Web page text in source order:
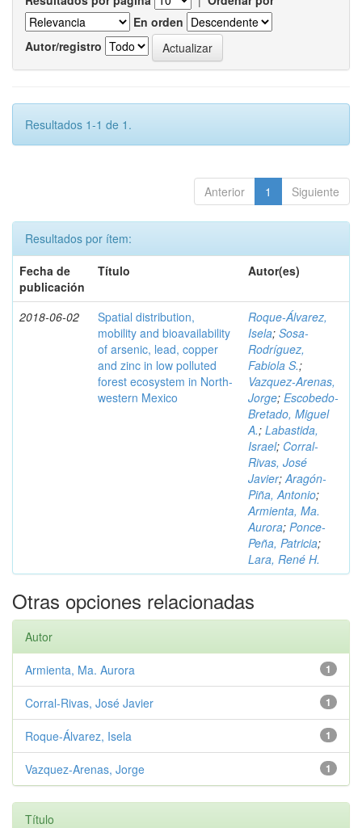
En orden
Autor/registro
Resultados 1-1 de 1.
Anterior 1 Siguiente
Resultados por ítem:
Fecha de
publicación
Título Autor(es)
2018-06-02
Spatial distribution,
mobility and bioavailability
of arsenic, lead, copper
and zinc in low polluted
forest ecosystem in North-
western Mexico
Roque-Álvarez,
Isela; Sosa-
Rodríguez,
Fabiola S.;
Vazquez-Arenas,
Jorge; Escobedo-
Bretado, Miguel
A.; Labastida,
Israel; Corral-
Rivas, José
Javier;Aragón-
Piña, Antonio;
Armienta, Ma.
Aurora; Ponce-
Peña, Patricia;
Lara, René H.
Otras opciones relacionadas
Autor
1
Armienta, Ma. Aurora
1
Corral-Rivas, José Javier
1
Roque-Álvarez, Isela
1
Vazquez-Arenas, Jorge
Título